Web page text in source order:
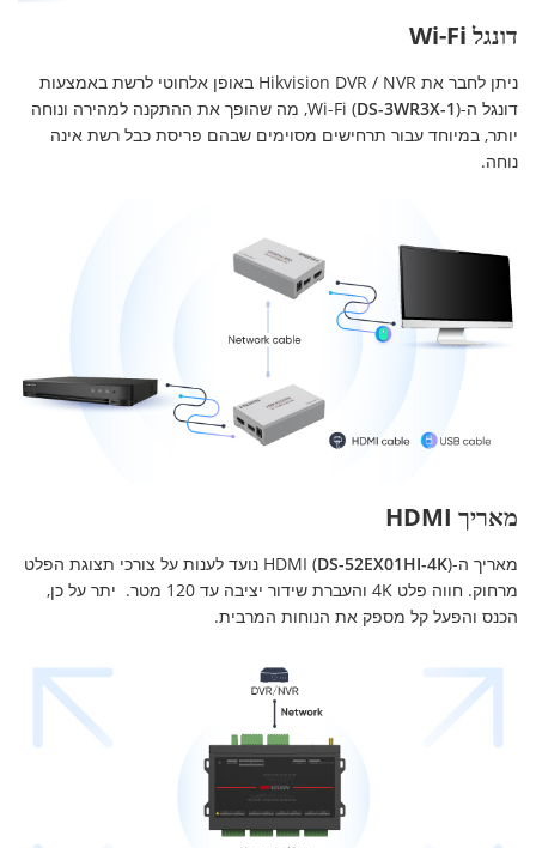
דונגל Wi-Fi
ניתן לחבר את Hikvision DVR / NVR באופן אלחוטי לרשת באמצעות
דונגל ה-Wi-Fi ( DS-3WR3X-1
), מה שהופך את ההתקנה למהירה ונוחה
יותר, במיוחד עבור תרחישים מסוימים שבהם פריסת כבל רשת אינה
נוחה.
מאריך HDMI
מאריך ה-HDMI ( DS-52EX01HI-4K
) נועד לענות על צורכי תצוגת הפלט
מרחוק. חווה פלט 4K והעברת שידור יציבה עד 120 מטר. יתר על כן,
הכנס והפעל קל מספק את הנוחות המרבית.